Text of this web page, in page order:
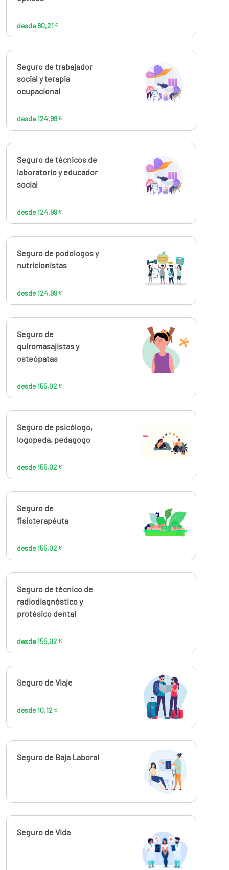
desde 80,21 €
Calcúlalo ahora
Seguro de trabajador
social y terapia
ocupacional
desde 124,99 €
124,99€
Calcúlalo ahora
Seguro de técnicos de
laboratorio y educador
social
desde 124,99 €
124,99€
Calcúlalo ahora
Seguro de podologos y
nutricionistas
desde 124,99 €
124,99€
Calcúlalo ahora
Seguro de
quiromasajistas y
osteópatas
desde 155,02 €
155,02€
Calcúlalo ahora
Seguro de psicólogo,
logopeda, pedagogo
desde 155,02 €
155,02€
Calcúlalo ahora
Seguro de
fisioterapéuta
desde 155,02 €
155,02€
Calcúlalo ahora
Seguro de técnico de
radiodiagnóstico y
protésico dental
desde 155,02 €
Calcúlalo ahora
Seguro de Viaje
desde 10,12 € 10,12€
Calcúlalo ahora
Seguro de Baja Laboral
Calcúlalo ahora
Seguro de Vida